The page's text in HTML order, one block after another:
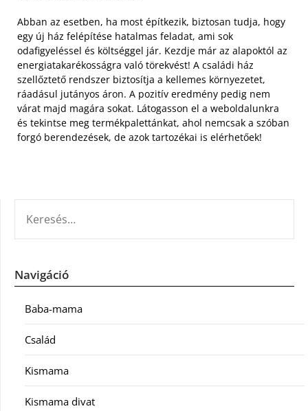
Abban az esetben, ha most építkezik, biztosan tudja, hogy
egy új ház felépítése hatalmas feladat, ami sok
odafigyeléssel és költséggel jár. Kezdje már az alapoktól az
energiatakarékosságra való törekvést! A családi ház
szellőztető rendszer biztosítja a kellemes környezetet,
ráadásul jutányos áron. A pozitív eredmény pedig nem
várat majd magára sokat. Látogasson el a weboldalunkra
és tekintse meg termékpalettánkat, ahol nemcsak a szóban
forgó berendezések, de azok tartozékai is elérhetőek!
Navigáció
Baba-mama
Család
Kismama
Kismama divat